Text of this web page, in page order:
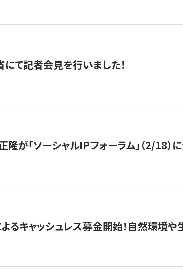
て記者会見を行いました！
隆が「ソーシャルIPフォーラム」（2/18）
るキャッシュレス募金開始！自然環境